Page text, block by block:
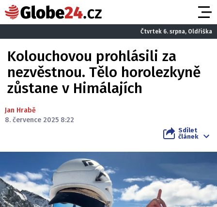
Čtvrtek 6. srpna, Oldřiška
Kolouchovou prohlásili za
nezvěstnou. Tělo horolezkyně
zůstane v Himálajích
Jan Hrabě
8. července 2025 8:22
Sdílet
článek